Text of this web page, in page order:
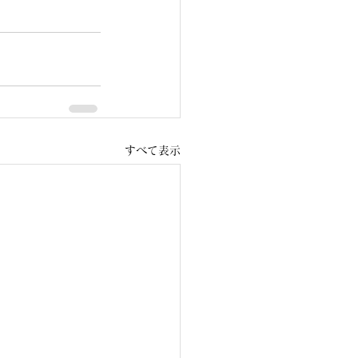
すべて表示